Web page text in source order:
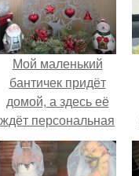
Мой маленький
бантичек придёт
домой, а здесь её
ждёт персональная
ёлка?